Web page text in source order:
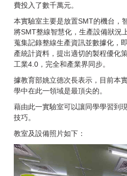
費投入了數千萬元。
本實驗室主要是放置SMT的機台，
將SMT整線智慧化，生產設備狀況
蒐集記錄整線生產資訊並數據化，
產統計資料，提出適切的製程優化
工業4.0，完全和產業界同步。
據教育部姚立德次長表示，目前本
學中在此一領域是最頂尖的。
藉由此一實驗室可以讓同學學習到
技巧。
教室及設備照片如下：